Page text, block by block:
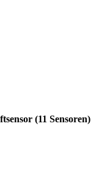
(11 Sensoren)